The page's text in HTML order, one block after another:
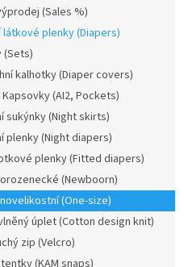
(Sales %)
plenky (Diapers)
(Sets)
kalhotky (Diaper covers)
Kapsovky (AI2, Pockets)
sukýnky (Night skirts)
plenky (Night diapers)
plenky (Fitted diapers)
(Newboorn)
(One-size)
úplet (Cotton design knit)
zip (Velcro)
(KAM snaps)